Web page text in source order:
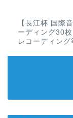
【長江杯 国際
ーディング30
レコーディング